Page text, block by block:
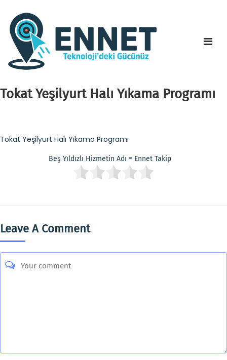
Tokat Yeşilyurt Halı Yıkama Programı
Tokat Yeşilyurt Halı Yıkama Programı
Beş Yıldızlı Hizmetin Adı = Ennet Takip
Leave A Comment